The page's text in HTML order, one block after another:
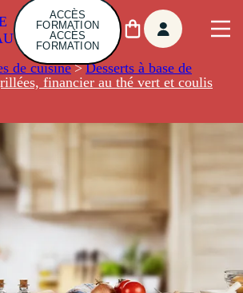
ACCÈS
FORMATION
ACCÈS
FORMATION
de cuisine> Desserts à base de
financier au thé vert et coulis